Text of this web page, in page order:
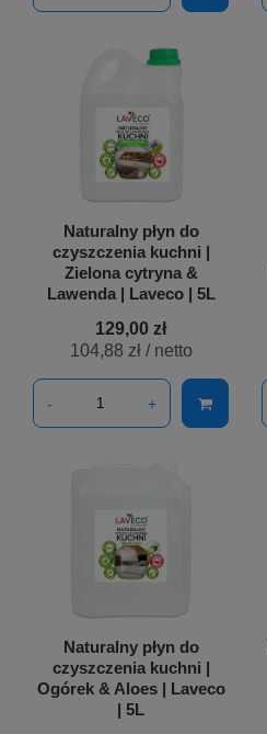
Naturalny płyn do
czyszczenia kuchni |
Zielona cytryna &
Lawenda | Laveco | 5L
129,00 zł
104,88 zł/ netto
- +
Naturalny płyn do
czyszczenia kuchni |
Ogórek & Aloes | Laveco
| 5L